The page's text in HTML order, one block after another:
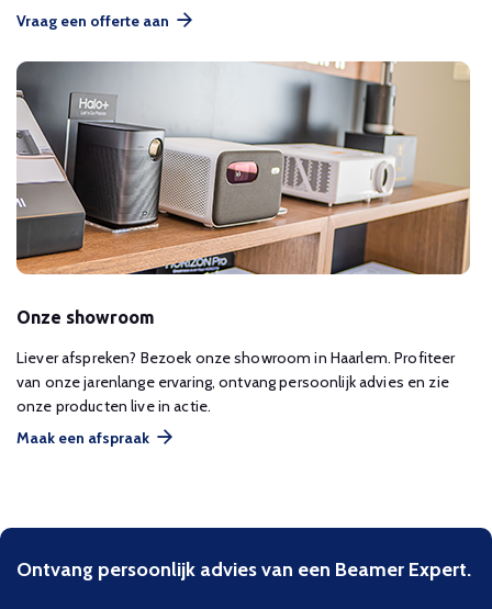
Vraag een offerte aan
Onze showroom
Liever afspreken? Bezoek onze showroom in Haarlem. Profiteer
van onze jarenlange ervaring, ontvang persoonlijk advies en zie
onze producten live in actie.
Maak een afspraak
Ontvang persoonlijk advies van een Beamer Expert.